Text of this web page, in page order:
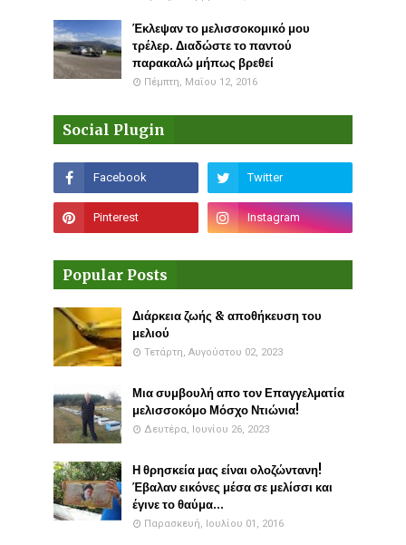
Έκλεψαν το μελισσοκομικό μου
τρέλερ. Διαδώστε το παντού
παρακαλώ μήπως βρεθεί
Πέμπτη, Μαΐου 12, 2016
Social Plugin
Popular Posts
Διάρκεια ζωής & αποθήκευση του
μελιού
Τετάρτη, Αυγούστου 02, 2023
Μια συμβουλή απο τον Επαγγελματία
μελισσοκόμο Μόσχο Ντιώνια!
Δευτέρα, Ιουνίου 26, 2023
Η θρησκεία μας είναι ολοζώντανη!
Έβαλαν εικόνες μέσα σε μελίσσι και
έγινε το θαύμα...
Παρασκευή, Ιουλίου 01, 2016